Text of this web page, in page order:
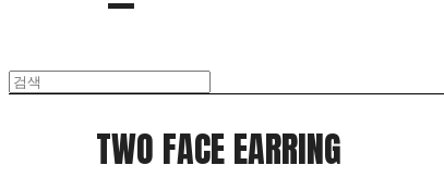
TWO FACE EARRING